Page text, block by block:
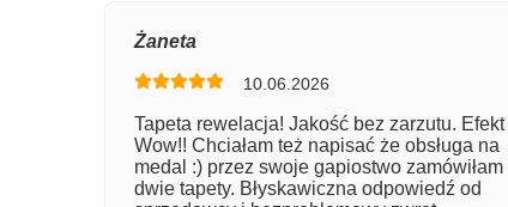
Żaneta
10.06.2026
Tapeta rewelacja! Jakość bez zarzutu. Efekt
Wow!! Chciałam też napisać że obsługa na
medal :) przez swoje gapiostwo zamówiłam
dwie tapety. Błyskawiczna odpowiedź od